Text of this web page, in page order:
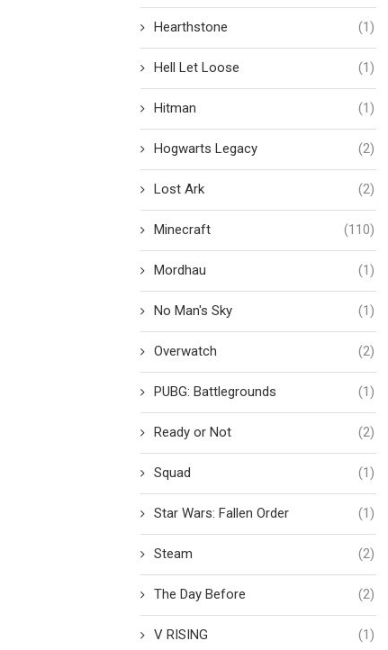
Hearthstone (1)
Hell Let Loose (1)
Hitman (1)
Hogwarts Legacy (2)
Lost Ark (2)
Minecraft (110)
Mordhau (1)
No Man's Sky (1)
Overwatch (2)
PUBG: Battlegrounds (1)
Ready or Not (2)
Squad (1)
Star Wars: Fallen Order (1)
Steam (2)
The Day Before (2)
V RISING (1)